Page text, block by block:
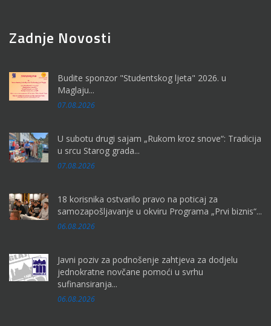
Zadnje Novosti
Budite sponzor "Studentskog ljeta" 2026. u
Maglaju...
07.08.2026
U subotu drugi sajam „Rukom kroz snove“: Tradicija
u srcu Starog grada...
07.08.2026
18 korisnika ostvarilo pravo na poticaj za
samozapošljavanje u okviru Programa „Prvi biznis“...
06.08.2026
Javni poziv za podnošenje zahtjeva za dodjelu
jednokratne novčane pomoći u svrhu
sufinansiranja...
06.08.2026